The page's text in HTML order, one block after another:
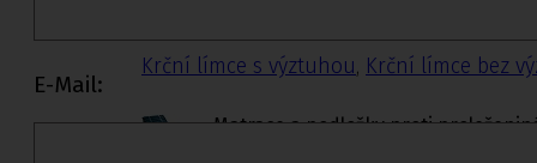
Krční límce s výztuhou, Krční límce bez
Matrace a podložky proti
E-Mail: